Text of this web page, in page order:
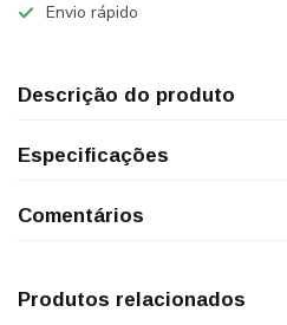
Envio rápido
Descrição do produto
Especificações
Comentários
Produtos relacionados